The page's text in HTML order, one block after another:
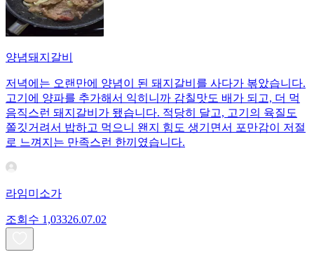
양념돼지갈비
저녁에는 오랜만에 양념이 된 돼지갈비를 사다가 볶았습니다.
고기에 양파를 추가해서 익히니까 감칠맛도 배가 되고, 더 먹
음직스런 돼지갈비가 됐습니다. 적당히 달고, 고기의 육질도
쫄깃거려서 밥하고 먹으니 왠지 힘도 생기면서 포만감이 저절
로 느껴지는 만족스런 한끼였습니다.
라임미소가
조회수 1,03326.07.02